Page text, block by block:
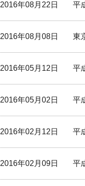
2016年08月22日 平
2016年08月08日 東
2016年05月12日 平
2016年05月02日 平
2016年02月12日 平
2016年02月09日 平